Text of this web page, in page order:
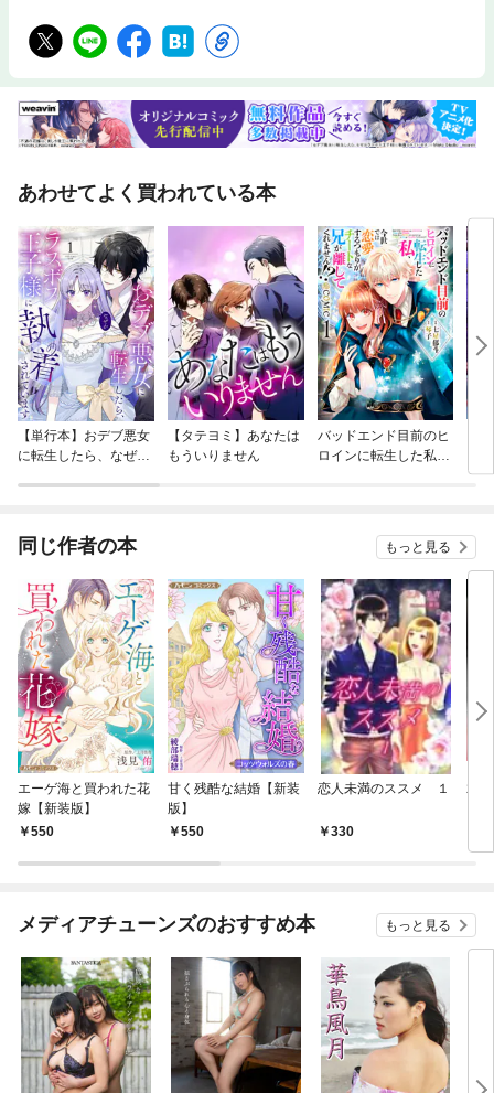
あわせてよく買われている本
【単行本】おデブ悪女
に転生したら、なぜか
【タテヨミ】あなたは
もういりません
バッドエンド目前のヒ
ロインに転生した私、
同じ作者の本 もっと見る
エーゲ海と買われた花
嫁【新装版】
550
甘く残酷な結婚【新装
版】
550
恋人未満のススメ １
330
君
メディアチューンズのおすすめ本 もっと見る